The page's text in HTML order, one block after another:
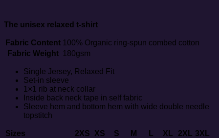
The unisex relaxed t-shirt
Fabric Content 100% Organic ring-spun combed cotton
Fabric Weight 180gsm
Single Jersey, Relaxed Fit
Set-in sleeve
1×1 rib at neck collar
Inside back neck tape in self fabric
Sleeve hem and bottom hem with wide double needle
topstitch
Sizes 2XS XS S M L XL 2XL 3XL